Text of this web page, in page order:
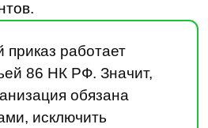
в законах
2024 года утратил
от 30.11.2022 №
порядка
в соответствии
4 Федерального
263-ФЗ „О внесении